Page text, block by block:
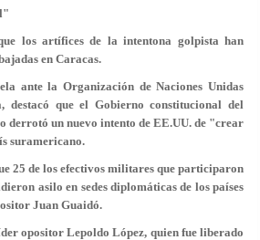
los artífices de la intentona golpista han
en Caracas.
ante la Organización de Naciones Unidas
destacó que el Gobierno constitucional del
derrotó un nuevo intento de EE.UU. de "crear
suramericano.
25 de los efectivos militares que participaron
asilo en sedes diplomáticas de los países
Juan Guaidó.
opositor Lepoldo López, quien fue liberado